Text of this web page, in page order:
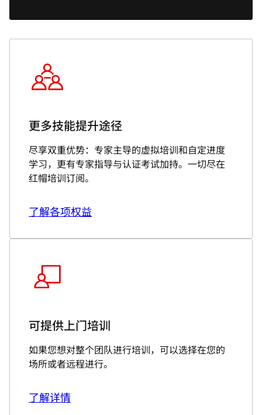
更多技能提升途径
尽享双重优势：专家主导的虚拟培训和自定进度
学习，更有专家指导与认证考试加持。一切尽在
红帽培训订阅。
了解各项权益
可提供上门培训
如果您想对整个团队进行培训，可以选择在您的
场所或者远程进行。
了解详情